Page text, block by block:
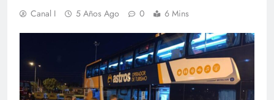
Canal I 5 Años Ago 0 6 Mins